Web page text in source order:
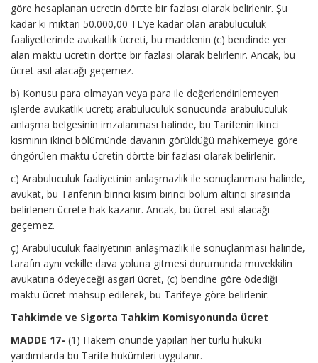
göre hesaplanan ücretin dörtte bir fazlası olarak belirlenir. Şu
kadar ki miktarı 50.000,00 TL’ye kadar olan arabuluculuk
faaliyetlerinde avukatlık ücreti, bu maddenin (c) bendinde yer
alan maktu ücretin dörtte bir fazlası olarak belirlenir. Ancak, bu
ücret asıl alacağı geçemez.
b) Konusu para olmayan veya para ile değerlendirilemeyen
işlerde avukatlık ücreti; arabuluculuk sonucunda arabuluculuk
anlaşma belgesinin imzalanması halinde, bu Tarifenin ikinci
kısmının ikinci bölümünde davanın görüldüğü mahkemeye göre
öngörülen maktu ücretin dörtte bir fazlası olarak belirlenir.
c) Arabuluculuk faaliyetinin anlaşmazlık ile sonuçlanması halinde,
avukat, bu Tarifenin birinci kısım birinci bölüm altıncı sırasında
belirlenen ücrete hak kazanır. Ancak, bu ücret asıl alacağı
geçemez.
ç) Arabuluculuk faaliyetinin anlaşmazlık ile sonuçlanması halinde,
tarafın aynı vekille dava yoluna gitmesi durumunda müvekkilin
avukatına ödeyeceği asgari ücret, (c) bendine göre ödediği
maktu ücret mahsup edilerek, bu Tarifeye göre belirlenir.
Tahkimde ve Sigorta Tahkim Komisyonunda ücret
MADDE 17- (1) Hakem önünde yapılan her türlü hukuki
yardımlarda bu Tarife hükümleri uygulanır.